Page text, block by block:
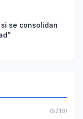
si se consolidan
(5218)